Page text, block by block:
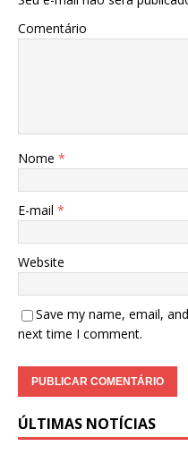
Comentário
Nome *
E-mail *
Website
Save my name, email,
next time I comment.
ÚLTIMAS NOTÍCIAS